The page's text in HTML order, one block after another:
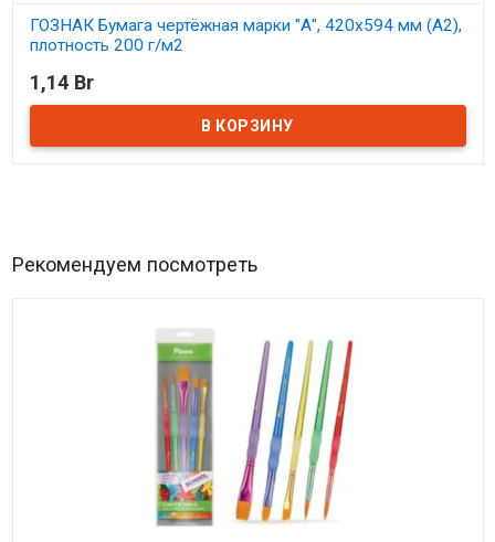
ГОЗНАК Бумага чертёжная марки "А", 420х594 мм (А2),
плотность 200 г/м2
В наличии
1,14 Br
Рекомендуем посмотреть